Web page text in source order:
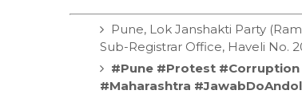
Pune, Lok Janshakti Party
Sub-Registrar Office, Haveli No.
#Pune #Protest
#Maharashtra